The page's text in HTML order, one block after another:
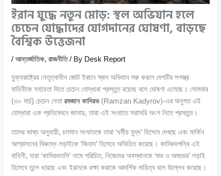
ইরান যুদ্ধে নতুন মোড়: স্থল অভিযান হলে
চেচেন যোদ্ধাদের যোগদানের ঘোষণা, বাড়ছে
বৈশ্বিক উত্তেজনা
/আন্তর্জাতিক,রাজনীতি/ By Desk Report
যুক্তরাষ্ট্রের নেতৃত্বাধীন জোট ইরানে স্থল অভিযান শুরু করলে দেশটির সশস্ত্র
বাহিনীকে সহায়তা দিতে চেচেন যোদ্ধারা প্রস্তুত রয়েছে বলে ঘোষণা এসেছে। সোমবার
(৩০ মার্চ) চেচেন নেতারমজান কাদিরভ(Ramzan Kadyrov)-এর অনুগত এই
যোদ্ধারা এক প্রতিবেদনে জানায়, তারা এই সংঘাতে সরাসরি অংশ নিতে প্রস্তুত।
তাদের ভাষ্য অনুযায়ী, চলমান সংঘাতকে তারা ‘ধর্মীয় যুদ্ধ’ হিসেবে দেখছে এবং মার্কিন
আগ্রাসনের বিরুদ্ধে লড়াইকে ‘জিহাদ’ হিসেবে অভিহিত করেছে। কাদিরভপন্থি এই
বাহিনী, যারা ‘কাদিরভতসি’ নামে পরিচিত, নিজেদের অবস্থানকে ‘শুভ ও অশুভের’ লড়াই
হিসেবে তুলে ধরেছে এবং ইরানকে রক্ষা করাকে আদর্শিক দায়িত্ব বলে উল্লেখ করেছে।